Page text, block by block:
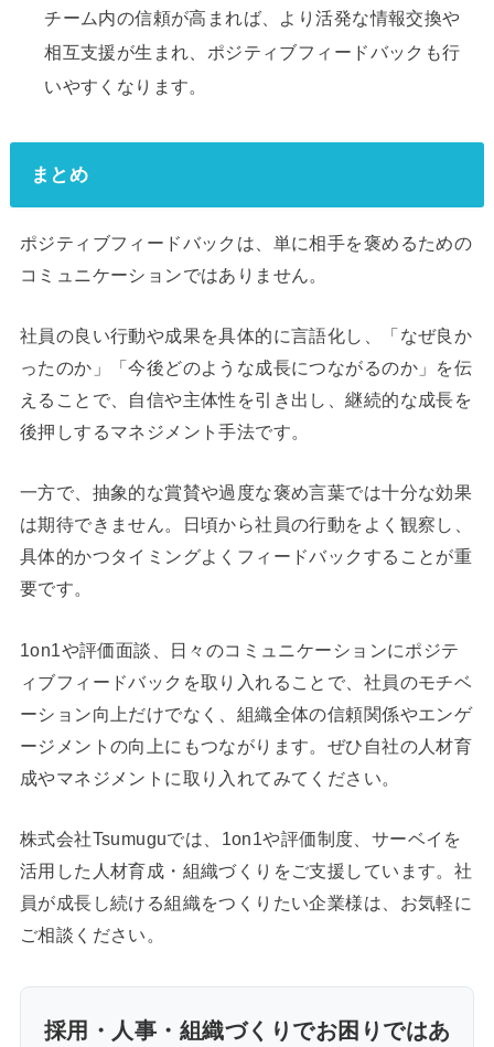
チーム内の信頼が高まれば、より活発な情報交換や
相互支援が生まれ、ポジティブフィードバックも行
いやすくなります。
まとめ
ポジティブフィードバックは、単に相手を褒めるための
コミュニケーションではありません。
社員の良い行動や成果を具体的に言語化し、「なぜ良か
ったのか」「今後どのような成長につながるのか」を伝
えることで、自信や主体性を引き出し、継続的な成長を
後押しするマネジメント手法です。
一方で、抽象的な賞賛や過度な褒め言葉では十分な効果
は期待できません。日頃から社員の行動をよく観察し、
具体的かつタイミングよくフィードバックすることが重
要です。
1on1や評価面談、日々のコミュニケーションにポジテ
ィブフィードバックを取り入れることで、社員のモチベ
ーション向上だけでなく、組織全体の信頼関係やエンゲ
ージメントの向上にもつながります。ぜひ自社の人材育
成やマネジメントに取り入れてみてください。
株式会社Tsumuguでは、1on1や評価制度、サーベイを
活用した人材育成・組織づくりをご支援しています。社
員が成長し続ける組織をつくりたい企業様は、お気軽に
ご相談ください。
採用・人事・組織づくりでお困りではあ